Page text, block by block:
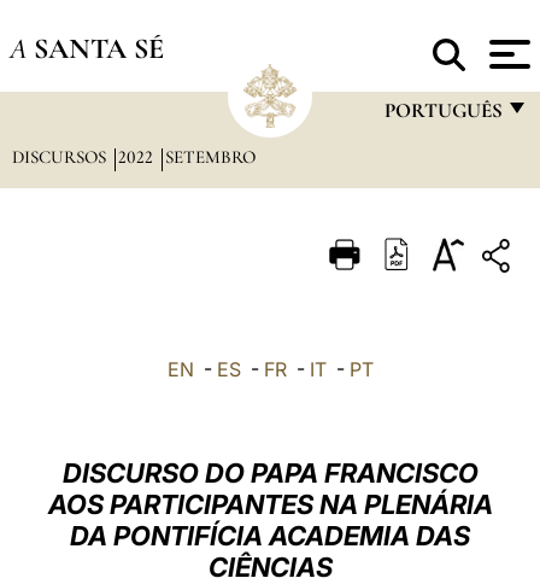
A SANTA SÉ
PORTUGUÊS
ITALIANO
العربيّة
中文
DISCURSOS 2022 SETEMBRO
EN - ES- FR- IT- PT
DISCURSO DO PAPA FRANCISCO
AOS PARTICIPANTES NA PLENÁRIA
DA PONTIFÍCIA ACADEMIA DAS
CIÊNCIAS